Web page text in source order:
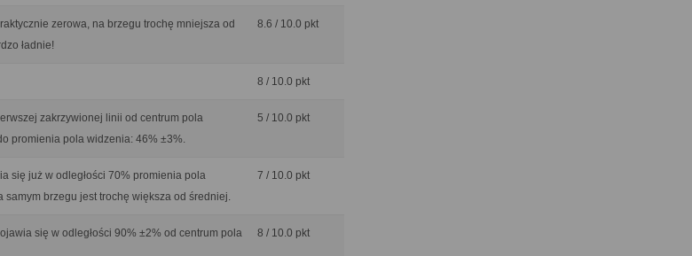
zerowa, na brzegu trochę mniejsza od
ładnie!
8.6 / 10.0 pkt
8 / 10.0 pkt
zakrzywionej linii od centrum pola
promienia pola widzenia: 46% ±3%.
5 / 10.0 pkt
się już w odległości 70% promienia pola
samym brzegu jest trochę większa od średniej.
7 / 10.0 pkt
się w odległości 90% ±2% od centrum pola
8 / 10.0 pkt